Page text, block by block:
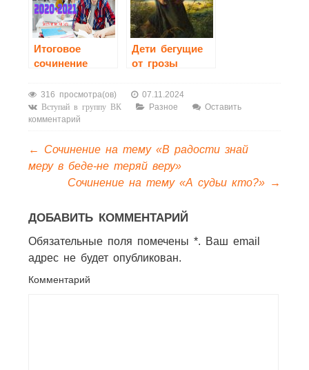
Итоговое
сочинение
Дети бегущие
от грозы
класс
316 просмотра(ов) 07.11.2024
Вступай в группу ВК Разное
Оставить
комментарий
←
Сочинение на тему «В радости знай
меру в беде-не теряй веру»
Сочинение на тему «А судьи кто?» →
ДОБАВИТЬ КОММЕНТАРИЙ
Обязательные поля помечены *. Ваш email
адрес не будет опубликован.
Комментарий